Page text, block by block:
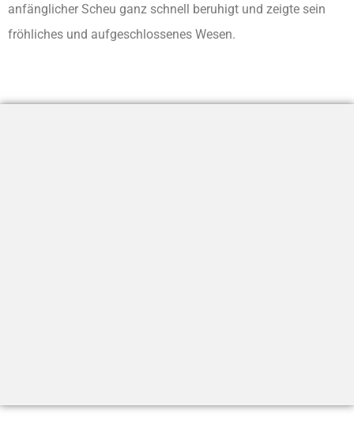
anfänglicher Scheu ganz schnell beruhigt und zeigte sein
fröhliches und aufgeschlossenes Wesen.